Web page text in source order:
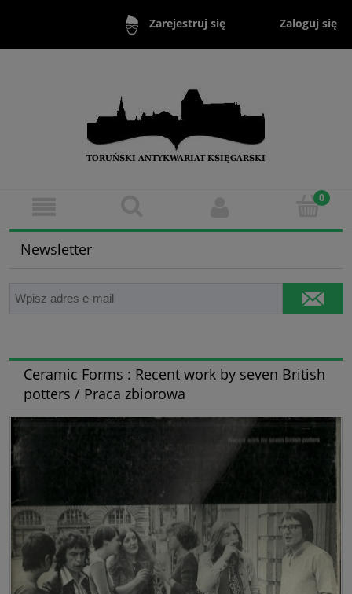
Zarejestruj się Zaloguj się
Newsletter
Ceramic Forms : Recent work by seven British
potters / Praca zbiorowa